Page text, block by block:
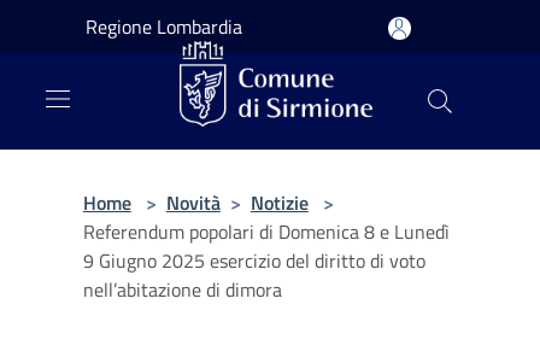
Salta al contenuto principale
Regione Lombardia
Home > Novità > Notizie >
Referendum popolari di Domenica 8 e Lunedì
9 Giugno 2025 esercizio del diritto di voto
nell’abitazione di dimora